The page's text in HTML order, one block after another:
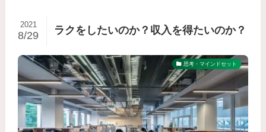
ラクをしたいのか？収入を得たいのか？
2021
8/29
思考・マインドセット